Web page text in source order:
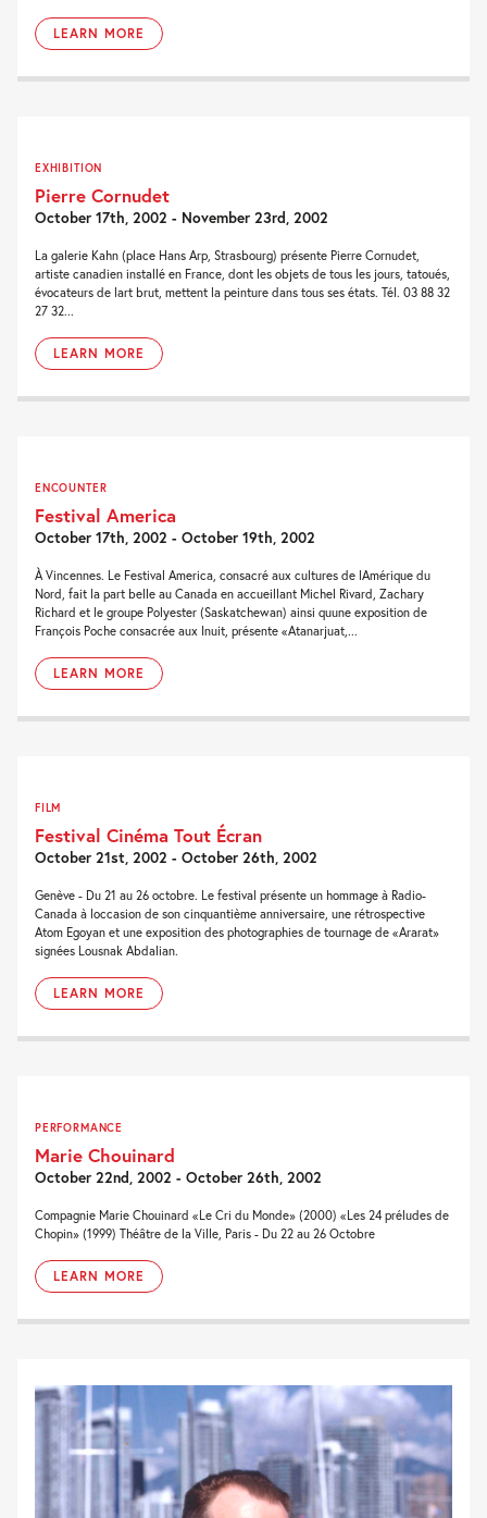
LEARN MORE
EXHIBITION
Pierre Cornudet
October 17th, 2002 - November 23rd, 2002
La galerie Kahn (place Hans Arp, Strasbourg) présente Pierre Cornudet,
artiste canadien installé en France, dont les objets de tous les jours, tatoués,
évocateurs de lart brut, mettent la peinture dans tous ses états. Tél. 03 88 32
27 32...
LEARN MORE
ENCOUNTER
Festival America
October 17th, 2002 - October 19th, 2002
À Vincennes. Le Festival America, consacré aux cultures de lAmérique du
Nord, fait la part belle au Canada en accueillant Michel Rivard, Zachary
Richard et le groupe Polyester (Saskatchewan) ainsi quune exposition de
François Poche consacrée aux Inuit, présente «Atanarjuat,...
LEARN MORE
FILM
Festival Cinéma Tout Écran
October 21st, 2002 - October 26th, 2002
Genève - Du 21 au 26 octobre. Le festival présente un hommage à Radio-
Canada à loccasion de son cinquantième anniversaire, une rétrospective
Atom Egoyan et une exposition des photographies de tournage de «Ararat»
signées Lousnak Abdalian.
LEARN MORE
PERFORMANCE
Marie Chouinard
October 22nd, 2002 - October 26th, 2002
Compagnie Marie Chouinard «Le Cri du Monde» (2000) «Les 24 préludes de
Chopin» (1999) Théâtre de la Ville, Paris - Du 22 au 26 Octobre
LEARN MORE